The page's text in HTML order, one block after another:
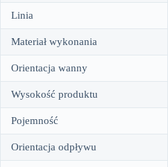
Linia
Materiał wykonania
Orientacja wanny
Wysokość produktu
Pojemność
Orientacja odpływu